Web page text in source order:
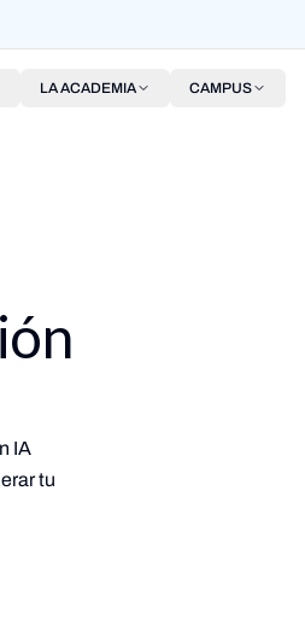
LA ACADEMIA CAMPUS
IA
tu